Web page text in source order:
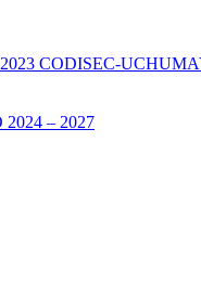
CODISEC-
– 2027